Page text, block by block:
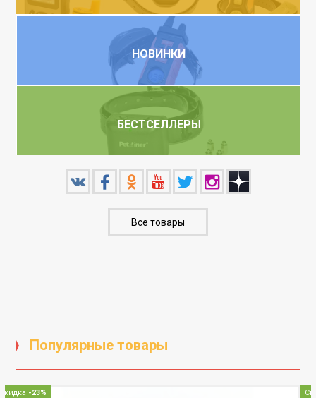
НОВИНКИ
БЕСТСЕЛЛЕРЫ
Все товары
Популярные товары
Скидка -23%